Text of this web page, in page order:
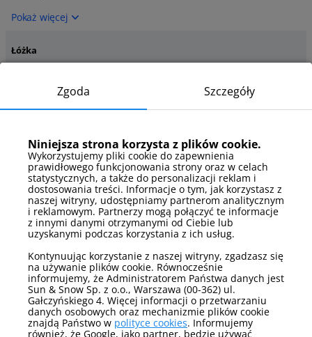
Pokaż więcej
Łóżka
Pokaż więcej
łóżko w systemie hotelowym
Pokaż więcej
Media
telewizor
internet
Parking
parking zewnętrzny
Pokaż więcej
Zgoda Szczegóły
Niniejsza strona korzysta z plików cookie.
Wykorzystujemy pliki cookie do zapewnienia
prawidłowego funkcjonowania strony oraz w celach
statystycznych, a także do personalizacji reklam i
dostosowania treści. Informacje o tym, jak korzystasz z
naszej witryny, udostępniamy partnerom analitycznym
i reklamowym. Partnerzy mogą połączyć te informacje
z innymi danymi otrzymanymi od Ciebie lub
uzyskanymi podczas korzystania z ich usług.
Kontynuując korzystanie z naszej witryny, zgadzasz się
na używanie plików cookie. Równocześnie
informujemy, że Administratorem Państwa danych jest
Sun & Snow Sp. z o.o., Warszawa (00-362) ul.
Gałczyńskiego 4. Więcej informacji o przetwarzaniu
danych osobowych oraz mechanizmie plików cookie
znajdą Państwo w polityce cookies. Informujemy
również, że Google, jako partner, będzie używać